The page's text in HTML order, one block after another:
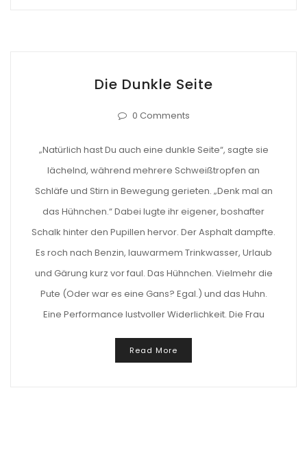
Die Dunkle Seite
0 Comments
„Natürlich hast Du auch eine dunkle Seite“, sagte sie
lächelnd, während mehrere Schweißtropfen an
Schläfe und Stirn in Bewegung gerieten. „Denk mal an
das Hühnchen.“ Dabei lugte ihr eigener, boshafter
Schalk hinter den Pupillen hervor. Der Asphalt dampfte.
Es roch nach Benzin, lauwarmem Trinkwasser, Urlaub
und Gärung kurz vor faul. Das Hühnchen. Vielmehr die
Pute (Oder war es eine Gans? Egal.) und das Huhn.
Eine Performance lustvoller Widerlichkeit. Die Frau
Read More